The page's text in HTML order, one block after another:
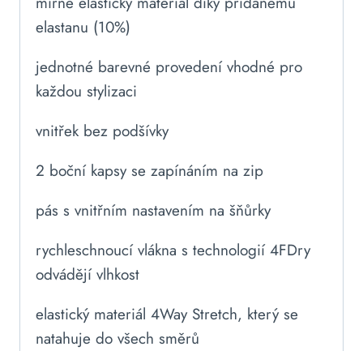
elastanu (10%)
jednotné barevné provedení vhodné pro
každou stylizaci
vnitřek bez podšívky
2 boční kapsy se zapínáním na zip
pás s vnitřním nastavením na šňůrky
rychleschnoucí vlákna s technologií 4FDry
odvádějí vlhkost
elastický materiál 4Way Stretch, který se
natahuje do všech směrů